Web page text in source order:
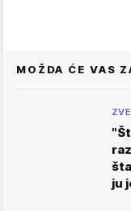
MOŽDA ĆE VAS
ju